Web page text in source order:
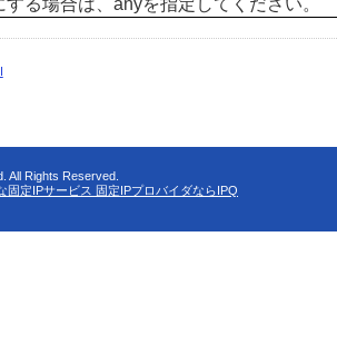
する場合は、anyを指定してください。
All Rights Reserved.
固定IPサービス 固定IPプロバイダならIPQ